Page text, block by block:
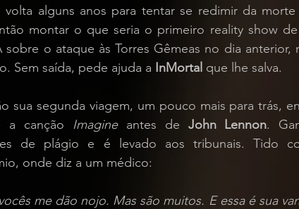
volta alguns anos para tentar se redimir da
montar o que seria o primeiro reality show
sobre o ataque às Torres Gêmeas no dia
Sem saída, pede ajuda a InMortal que lhe salva.
sua segunda viagem, um pouco mais para trás,
a canção
Imagine antes de John Lennon.
de plágio e é levado aos tribunais. Tido
onde diz a um médico:
me dão nojo. Mas são muitos. E essa é sua